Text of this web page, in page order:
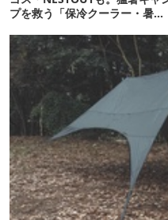
プを救う「保冷クーラー・暑さ